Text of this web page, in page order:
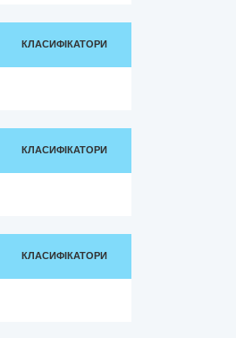
КЛАСИФІКАТОРИ
КЛАСИФІКАТОРИ
КЛАСИФІКАТОРИ